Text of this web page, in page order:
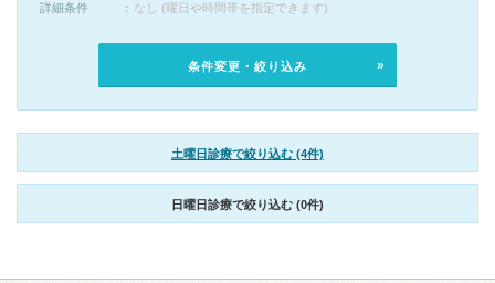
詳細条件
なし (曜日や時間帯を指定できます)
条件変更・絞り込み
土曜日診療で絞り込む (4件)
日曜日診療で絞り込む (0件)